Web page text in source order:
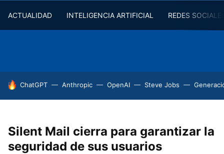
ACTUALIDAD INTELIGENCIA ARTIFICIAL REDES
HOY SE HABLA DE
ChatGPT Anthropic OpenAI Steve Jobs
Silent Mail cierra para garantizar la
seguridad de sus usuarios